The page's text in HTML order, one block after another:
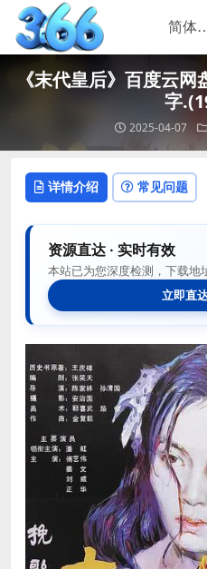
《末代皇后》百度云
字
2025-04-07
详情介绍 常见问题
资源直达 · 实时有效
本站已为您深度检测，下载地
立即直